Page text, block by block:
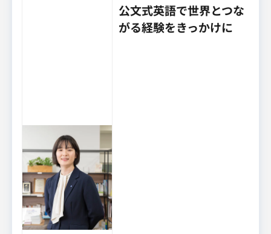
公文式英語で世界とつな
がる経験をきっかけに